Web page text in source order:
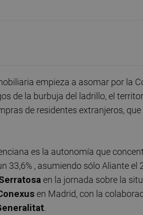
empieza a asomar por la
de la burbuja del ladrillo, el
de residentes extranjeros,
es la autonomía que
33,6% , asumiendo sólo Aliante el
en la jornada sobre la
en Madrid, con la
.